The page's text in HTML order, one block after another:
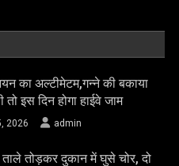
का अल्टीमेटम,गन्ने की बकाया
तो इस दिन होगा हाईवे जाम
2026 admin
तोड़कर दुकान में घुसे चोर, दो